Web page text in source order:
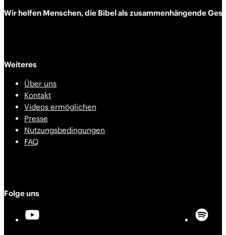
Wir helfen Menschen, die Bibel als zusammen­hängende
Weiteres
Über uns
Kontakt
Videos ermöglichen
Presse
Nutzungsbedingungen
FAQ
Folge uns